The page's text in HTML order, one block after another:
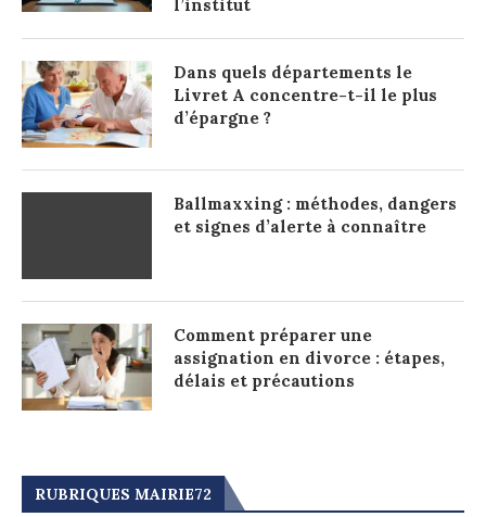
l’institut
Dans quels départements le
Livret A concentre-t-il le plus
d’épargne ?
Ballmaxxing : méthodes, dangers
et signes d’alerte à connaître
Comment préparer une
assignation en divorce : étapes,
délais et précautions
RUBRIQUES MAIRIE72